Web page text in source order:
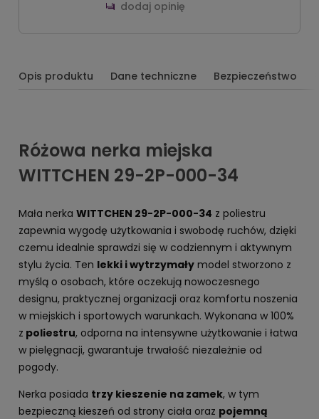
dodaj opinię
Opis produktu Dane techniczne Bezpieczeństwo
Różowa nerka miejska
WITTCHEN 29-2P-000-34
Mała nerka WITTCHEN 29-2P-000-34 z poliestru
zapewnia wygodę użytkowania i swobodę ruchów, dzięki
czemu idealnie sprawdzi się w codziennym i aktywnym
stylu życia. Ten lekki i wytrzymały model stworzono z
myślą o osobach, które oczekują nowoczesnego
designu, praktycznej organizacji oraz komfortu noszenia
w miejskich i sportowych warunkach. Wykonana w 100%
z poliestru, odporna na intensywne użytkowanie i łatwa
w pielęgnacji, gwarantuje trwałość niezależnie od
pogody.
Nerka posiada trzy kieszenie na zamek, w tym
bezpieczną kieszeń od strony ciała oraz pojemną